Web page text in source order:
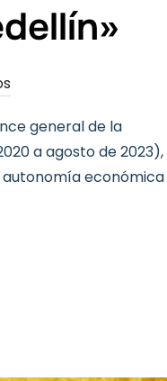
general de la
a agosto de 2023),
autonomía económica